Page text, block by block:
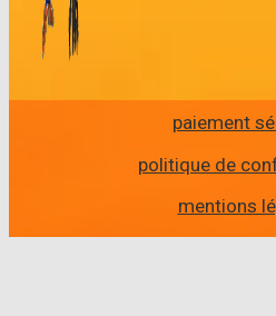
paiement
politique de
mentions